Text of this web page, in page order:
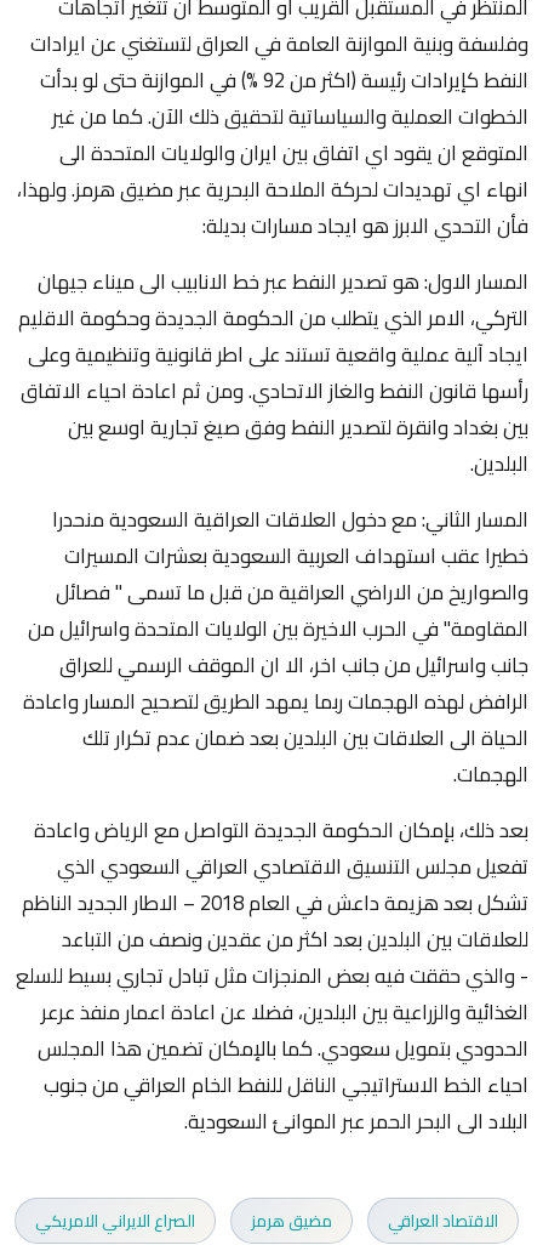
وفلسفة وبنية الموازنة العامة في العراق لتستغني عن ايرادات
النفط كإيرادات رئيسة (اكثر من 92 %) في الموازنة حتى لو بدأت
الخطوات العملية والسياساتية لتحقيق ذلك الآن. كما من غير
المتوقع ان يقود اي اتفاق بين ايران والولايات المتحدة الى
انهاء اي تهديدات لحركة الملاحة البحرية عبر مضيق هرمز. ولهذا،
فأن التحدي الابرز هو ايجاد مسارات بديلة:
المسار الاول: هو تصدير النفط عبر خط الانابيب الى ميناء جيهان
التركي، الامر الذي يتطلب من الحكومة الجديدة وحكومة الاقليم
ايجاد آلية عملية واقعية تستند على اطر قانونية وتنظيمية وعلى
رأسها قانون النفط والغاز الاتحادي. ومن ثم اعادة احياء الاتفاق
بين بغداد وانقرة لتصدير النفط وفق صيغ تجارية اوسع بين
البلدين.
المسار الثاني: مع دخول العلاقات العراقية السعودية منحدرا
خطيرا عقب استهداف العربية السعودية بعشرات المسيرات
والصواريخ من الاراضي العراقية من قبل ما تسمى " فصائل
المقاومة" في الحرب الاخيرة بين الولايات المتحدة واسرائيل من
جانب واسرائيل من جانب اخر، الا ان الموقف الرسمي للعراق
الرافض لهذه الهجمات ربما يمهد الطريق لتصحيح المسار واعادة
الحياة الى العلاقات بين البلدين بعد ضمان عدم تكرار تلك
الهجمات.
بعد ذلك، بإمكان الحكومة الجديدة التواصل مع الرياض واعادة
تفعيل مجلس التنسيق الاقتصادي العراقي السعودي الذي
تشكل بعد هزيمة داعش في العام 2018 – الاطار الجديد الناظم
للعلاقات بين البلدين بعد اكثر من عقدين ونصف من التباعد
- والذي حققت فيه بعض المنجزات مثل تبادل تجاري بسيط للسلع
الغذائية والزراعية بين البلدين، فضلا عن اعادة اعمار منفذ عرعر
الحدودي بتمويل سعودي. كما بالإمكان تضمين هذا المجلس
احياء الخط الاستراتيجي الناقل للنفط الخام العراقي من جنوب
البلاد الى البحر الحمر عبر الموانئ السعودية.
الاقتصاد العراقي مضيق هرمز الصراع الايراني الامريكي